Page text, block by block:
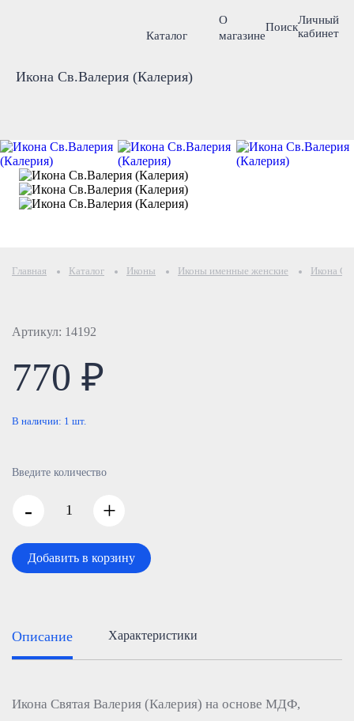
Каталог
О
магазине
Поиск
Личный
кабинет
Икона Св.Валерия (Калерия)
Главная Каталог Иконы Иконы именные женские Икона
Артикул: 14192
770 ₽
В наличии: 1 шт.
Введите количество
- +
Добавить в корзину
Описание Характеристики
Икона Святая Валерия (Калерия) на основе МДФ,